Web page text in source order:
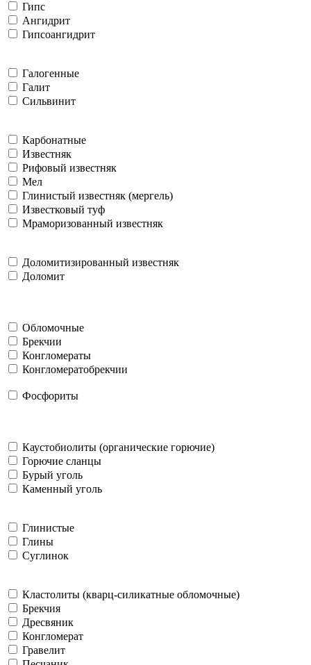
Гипс
Ангидрит
Гипсоангидрит
Галогенные
Галит
Сильвинит
Карбонатные
Известняк
Рифовый известняк
Мел
Глинистый известняк (мергель)
Известковый туф
Мраморизованный известняк
Доломитизированный известняк
Доломит
Обломочные
Брекчии
Конгломераты
Конгломератобрекчии
Фосфориты
Каустобиолиты (органические горючие)
Горючие сланцы
Бурый уголь
Каменный уголь
Глинистые
Глины
Суглинок
Кластолиты (кварц-силикатные обломочные)
Брекчия
Дресвяник
Конгломерат
Гравелит